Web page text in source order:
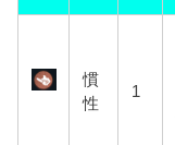
慣
性
1